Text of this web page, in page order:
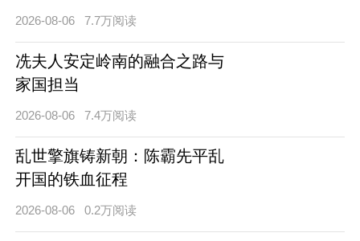
2026-08-06 7.7万阅读
冼夫人安定岭南的融合之路与
家国担当
2026-08-06 7.4万阅读
乱世擎旗铸新朝：陈霸先平乱
开国的铁血征程
2026-08-06 0.2万阅读